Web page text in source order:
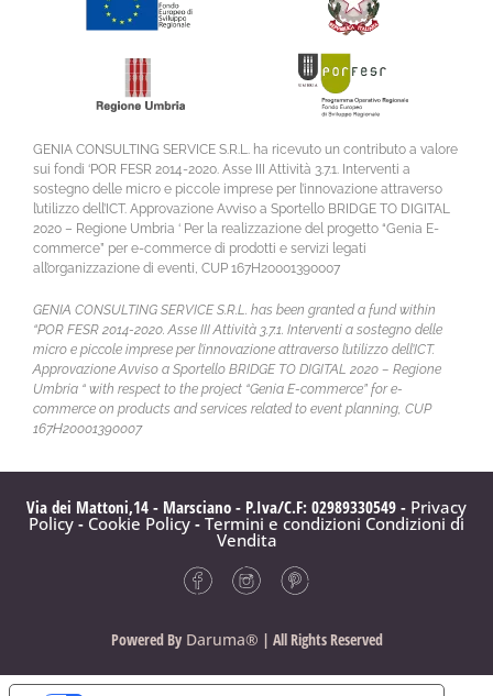
GENIA CONSULTING SERVICE S.R.L. ha ricevuto un contributo a valore
sui fondi ‘POR FESR 2014-2020. Asse III Attività 3.7.1. Interventi a
sostegno delle micro e piccole imprese per l’innovazione attraverso
l’utilizzo dell’ICT. Approvazione Avviso a Sportello BRIDGE TO DIGITAL
2020 – Regione Umbria ‘ Per la realizzazione del progetto “Genia E-
commerce” per e-commerce di prodotti e servizi legati
all’organizzazione di eventi, CUP 167H20001390007
GENIA CONSULTING SERVICE S.R.L. has been granted a fund within
“POR FESR 2014-2020. Asse III Attività 3.7.1. Interventi a sostegno delle
micro e piccole imprese per l’innovazione attraverso l’utilizzo dell’ICT.
Approvazione Avviso a Sportello BRIDGE TO DIGITAL 2020 – Regione
Umbria “ with respect to the project “Genia E-commerce” for e-
commerce on products and services related to event planning, CUP
167H20001390007
Via dei Mattoni,14 - Marsciano - P.Iva/C.F: 02989330549 - Privacy
Policy - Cookie Policy - Termini e condizioni Condizioni di
Vendita
Powered ByDaruma® | All Rights Reserved